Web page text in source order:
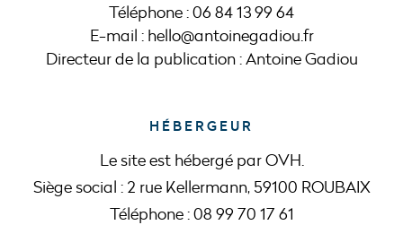
Téléphone : 06 84 13 99 64
E-mail : hello@antoinegadiou.fr
Directeur de la publication : Antoine Gadiou
HÉBERGEUR
Le site est hébergé par OVH.
Siège social : 2 rue Kellermann, 59100 ROUBAIX
Téléphone : 08 99 70 17 61